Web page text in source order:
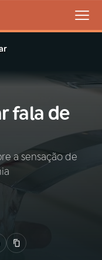
AO VIVO
fala de
a sensação de